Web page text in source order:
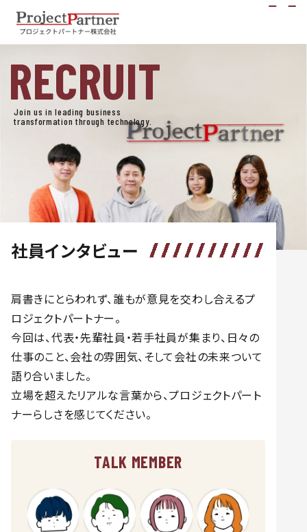
RECRUIT
Join us in leading business
transformation through technology.
社員インタビュー
肩書きにとらわれず、誰もが意見を交わし合えるプ
ロジェクトパートナー。
今回は、代表・先輩社員・若手社員が集まり、日々の
仕事のこと、会社の雰囲気、そして会社の未来ついて
語り合いました。
立場を超えたリアルな言葉から、プロジェクトパート
ナーらしさを感じてください。
TALK MEMBER